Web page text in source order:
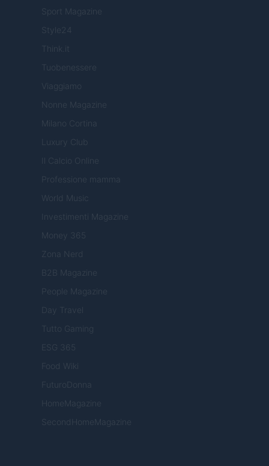
Sport Magazine
Style24
Think.it
Tuobenessere
Viaggiamo
Nonne Magazine
Milano Cortina
Luxury Club
Il Calcio Online
Professione mamma
World Music
Investimenti Magazine
Money 365
Zona Nerd
B2B Magazine
People Magazine
Day Travel
Tutto Gaming
ESG 365
Food Wiki
FuturoDonna
HomeMagazine
SecondHomeMagazine